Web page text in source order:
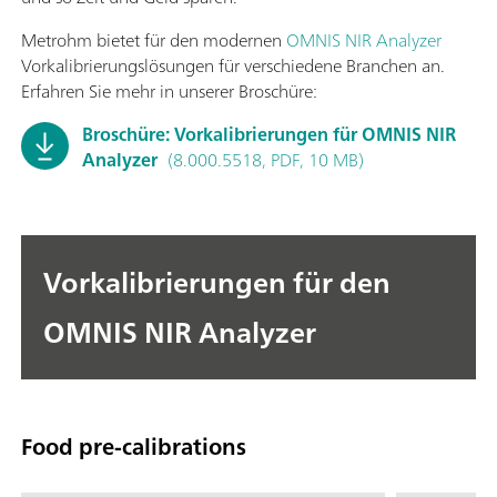
Metrohm bietet für den modernen OMNIS NIR Analyzer
Vorkalibrierungslösungen für verschiedene Branchen an.
Erfahren Sie mehr in unserer Broschüre:
Broschüre: Vorkalibrierungen für OMNIS NIR
Analyzer (8.000.5518, PDF, 10 MB)
Vorkalibrierungen für den
OMNIS NIR Analyzer
Food pre-calibrations